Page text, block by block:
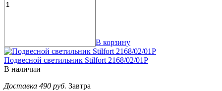
В корзину
Подвесной светильник Stilfort 2168/02/01P
В наличии
Доставка 490 руб. Завтра